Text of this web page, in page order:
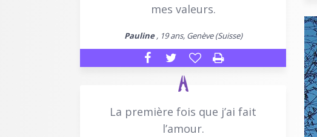
mes valeurs.
Pauline, 19 ans, Genève (Suisse)
La première fois que j’ai fait
l’amour.